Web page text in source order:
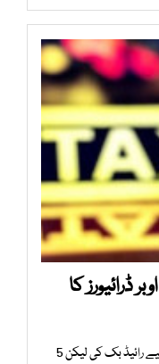
رائیڈ کو بار بار منتقل کرنے پر 4 اوبر ڈرائیورز کا
گینگسٹر نے بیمار ماں کو اسپتال لے جانے کیلیے رائیڈ بک کی لیکن 5